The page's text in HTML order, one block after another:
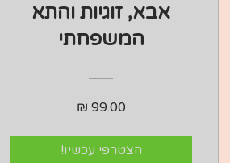
אבא, זוגיות והתא
המשפחתי
הצטרפי עכשיו!